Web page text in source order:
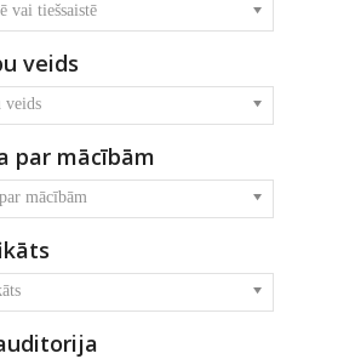
vai tiešsaistē
veids
veids
par mācībām
mācībām